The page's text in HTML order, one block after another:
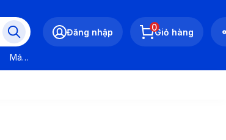
Máy lạnh LG
Đăng nhập 0Giỏ hàng